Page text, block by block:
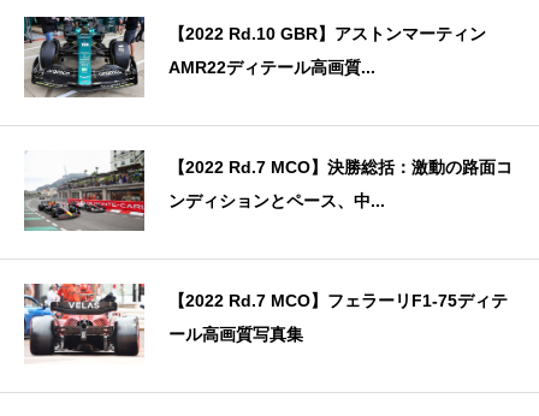
【2022 Rd.10 GBR】アストンマーティン
AMR22ディテール高画質...
【2022 Rd.7 MCO】決勝総括：激動の路面コ
ンディションとペース、中...
【2022 Rd.7 MCO】フェラーリF1-75ディテ
ール高画質写真集